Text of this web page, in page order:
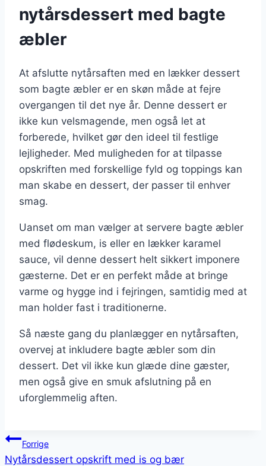
nytårsdessert med bagte
æbler
At afslutte nytårsaften med en lækker dessert
som bagte æbler er en skøn måde at fejre
overgangen til det nye år. Denne dessert er
ikke kun velsmagende, men også let at
forberede, hvilket gør den ideel til festlige
lejligheder. Med muligheden for at tilpasse
opskriften med forskellige fyld og toppings kan
man skabe en dessert, der passer til enhver
smag.
Uanset om man vælger at servere bagte æbler
med flødeskum, is eller en lækker karamel
sauce, vil denne dessert helt sikkert imponere
gæsterne. Det er en perfekt måde at bringe
varme og hygge ind i fejringen, samtidig med at
man holder fast i traditionerne.
Så næste gang du planlægger en nytårsaften,
overvej at inkludere bagte æbler som din
dessert. Det vil ikke kun glæde dine gæster,
men også give en smuk afslutning på en
uforglemmelig aften.
Indlægsnavigation
Forrige
Nytårsdessert opskrift med is og bær